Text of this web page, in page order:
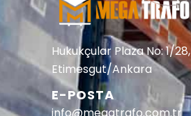
Hukukçular Plaza No: 1/28,
Etimesgut/Ankara
E-POSTA